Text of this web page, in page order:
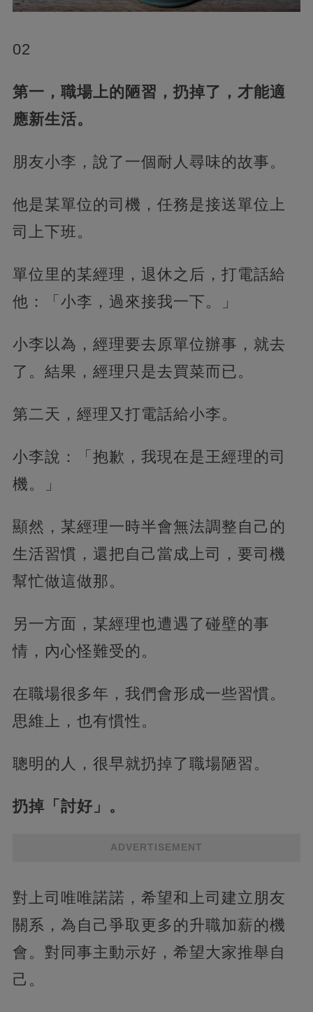
02
第一，職場上的陋習，扔掉了，才能適
應新生活。
朋友小李，說了一個耐人尋味的故事。
他是某單位的司機，任務是接送單位上
司上下班。
單位里的某經理，退休之后，打電話給
他：「小李，過來接我一下。」
小李以為，經理要去原單位辦事，就去
了。結果，經理只是去買菜而已。
第二天，經理又打電話給小李。
小李說：「抱歉，我現在是王經理的司
機。」
顯然，某經理一時半會無法調整自己的
生活習慣，還把自己當成上司，要司機
幫忙做這做那。
另一方面，某經理也遭遇了碰壁的事
情，內心怪難受的。
在職場很多年，我們會形成一些習慣。
思維上，也有慣性。
聰明的人，很早就扔掉了職場陋習。
扔掉「討好」。
ADVERTISEMENT
對上司唯唯諾諾，希望和上司建立朋友
關系，為自己爭取更多的升職加薪的機
會。對同事主動示好，希望大家推舉自
己。